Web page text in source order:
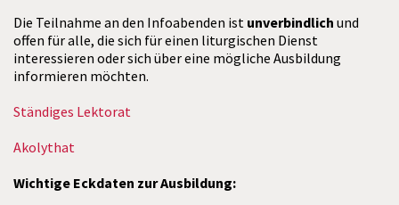
Die Teilnahme an den Infoabenden ist unverbindlich und
offen für alle, die sich für einen liturgischen Dienst
interessieren oder sich über eine mögliche Ausbildung
informieren möchten.
Ständiges Lektorat
Akolythat
Wichtige Eckdaten zur Ausbildung: